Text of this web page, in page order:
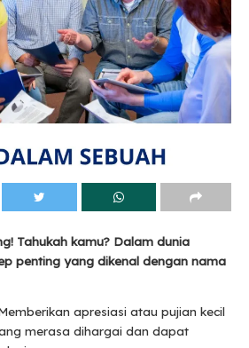
Tahukah kamu? Dalam dunia
penting yang dikenal dengan nama
apresiasi atau pujian kecil
merasa dihargai dan dapat